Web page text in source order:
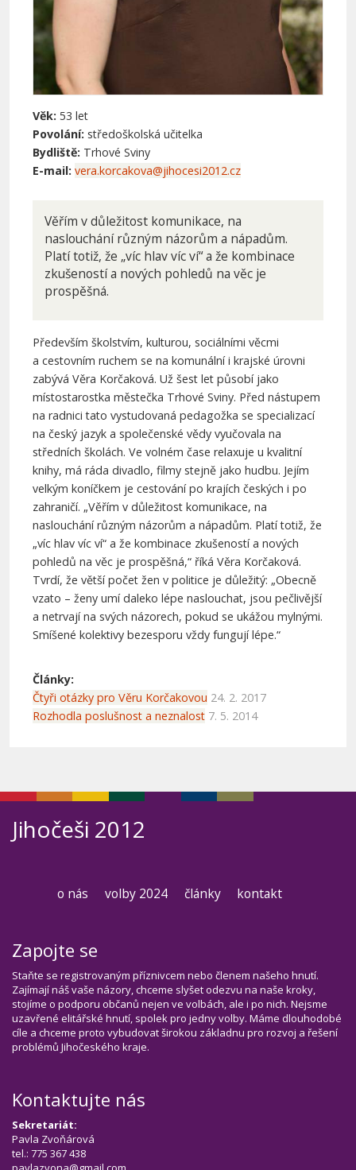
Věk: 53 let
Povolání: středoškolská učitelka
Bydliště: Trhové Sviny
E-mail: vera.korcakova@jihocesi2012.cz
Věřím v důležitost komunikace, na
naslouchání různým názorům a nápadům.
Platí totiž, že „víc hlav víc ví“ a že kombinace
zkušeností a nových pohledů na věc je
prospěšná.
Především školstvím, kulturou, sociálními věcmi
a cestovním ruchem se na komunální i krajské úrovni
zabývá Věra Korčaková. Už šest let působí jako
místostarostka městečka Trhové Sviny. Před nástupem
na radnici tato vystudovaná pedagožka se specializací
na český jazyk a společenské vědy vyučovala na
středních školách. Ve volném čase relaxuje u kvalitní
knihy, má ráda divadlo, filmy stejně jako hudbu. Jejím
velkým koníčkem je cestování po krajích českých i po
zahraničí. „Věřím v důležitost komunikace, na
naslouchání různým názorům a nápadům. Platí totiž, že
„víc hlav víc ví“ a že kombinace zkušeností a nových
pohledů na věc je prospěšná,“ říká Věra Korčaková.
Tvrdí, že větší počet žen v politice je důležitý: „Obecně
vzato – ženy umí daleko lépe naslouchat, jsou pečlivější
a netrvají na svých názorech, pokud se ukážou mylnými.
Smíšené kolektivy bezesporu vždy fungují lépe.“
Články:
Čtyři otázky pro Věru Korčakovou 24. 2. 2017
Rozhodla poslušnost a neznalost 7. 5. 2014
Jihočeši 2012
o nás volby 2024 články kontakt
Zapojte se
Staňte se registrovaným příznivcem nebo členem našeho hnutí.
Zajímají náš vaše názory, chceme slyšet odezvu na naše kroky,
stojíme o podporu občanů nejen ve volbách, ale i po nich. Nejsme
uzavřené elitářské hnutí, spolek pro jedny volby. Máme dlouhodobé
cíle a chceme proto vybudovat širokou základnu pro rozvoj a řešení
problémů Jihočeského kraje.
Kontaktujte nás
Sekretariát:
Pavla Zvoňárová
tel.: 775 367 438